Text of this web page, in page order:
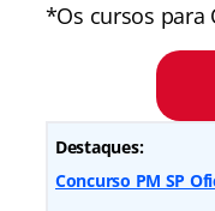
*Os cursos para
Destaques:
Concurso PM SP